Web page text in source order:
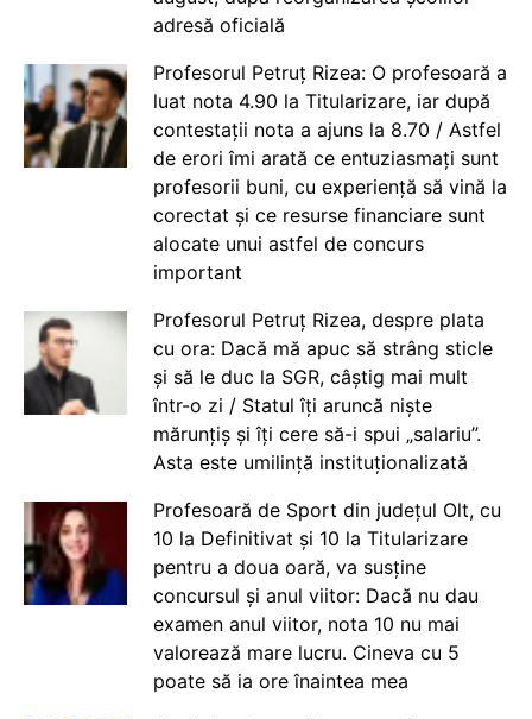
adresă oficială
Profesorul Petruț Rizea: O profesoară a
luat nota 4.90 la Titularizare, iar după
contestații nota a ajuns la 8.70 / Astfel
de erori îmi arată ce entuziasmați sunt
profesorii buni, cu experiență să vină la
corectat și ce resurse financiare sunt
alocate unui astfel de concurs
important
Profesorul Petruț Rizea, despre plata
cu ora: Dacă mă apuc să strâng sticle
și să le duc la SGR, câștig mai mult
într-o zi / Statul îți aruncă niște
mărunțiș și îți cere să-i spui „salariu”.
Asta este umilință instituționalizată
Profesoară de Sport din județul Olt, cu
10 la Definitivat și 10 la Titularizare
pentru a doua oară, va susține
concursul și anul viitor: Dacă nu dau
examen anul viitor, nota 10 nu mai
valorează mare lucru. Cineva cu 5
poate să ia ore înaintea mea